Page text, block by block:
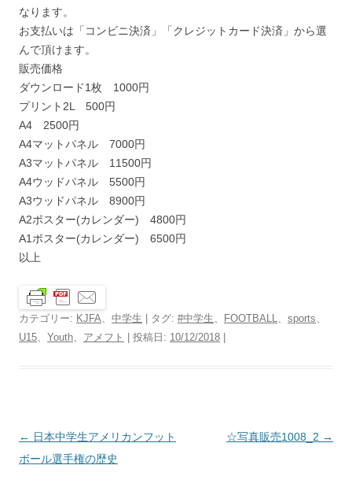
なります。
お支払いは「コンビニ決済」「クレジットカード決済」から選
んで頂けます。
販売価格
ダウンロード1枚 1000円
プリント2L 500円
A4 2500円
A4マットパネル 7000円
A3マットパネル 11500円
A4ウッドパネル 5500円
A3ウッドパネル 8900円
A2ポスター(カレンダー) 4800円
A1ポスター(カレンダー) 6500円
以上
カテゴリー: KJFA 中学生 | タグ: #中学生 FOOTBALL sports
U15
Youth アメフト | 投稿日: 10/12/2018 |
投
稿
← 日本中学生アメリカンフット
ボール選手権の歴史
☆写真販売1008_2 →